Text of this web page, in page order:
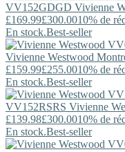
VV152GDGD Vivienne
£169.99£300.0010% de
En stock.Best-seller
Vivienne Westwood
£159.99£255.0010% de
En stock.Best-seller
VV152RSRS Vivienne
£139.98£300.0010% de
En stock.Best-seller